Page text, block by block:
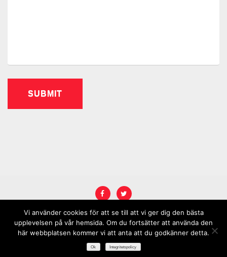
COPYRIGHT © 2026 KARRIÄRREBELL.
MARINATE BY METRICTHEMES. POWERED BY
WORDPRESS.
Vi använder cookies för att se till att vi ger dig den bästa
upplevelsen på vår hemsida. Om du fortsätter att använda den
här webbplatsen kommer vi att anta att du godkänner detta.
Ok Integritetspolicy